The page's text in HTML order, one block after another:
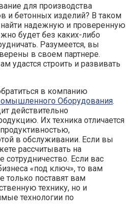
для производства
и бетонных изделий? В таком
надежную и проверенную
будет без каких-либо
Разумеется, вы
в своем партнере.
удастся строить и развивать
в компанию
Оборудования.
действительно
Их техника отличается
в обслуживании. Если вы
рассчитывать на
сотрудничество. Если вас
«под ключ», то вам
только поставят вам
технику, но и
технологии по